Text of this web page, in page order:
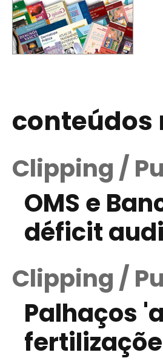
conteúdos
Clipping /
OMS e
déficit
Clipping /
Palhaços